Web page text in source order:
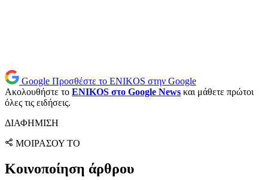
Google Προσθέστε το ENIKOS στην Google
Ακολουθήστε το ENIKOS στο Google News και μάθετε πρώτοι
όλες τις ειδήσεις.
ΔΙΑΦΗΜΙΣΗ
ΜΟΙΡΑΣΟΥ ΤΟ
Κοινοποίηση άρθρου